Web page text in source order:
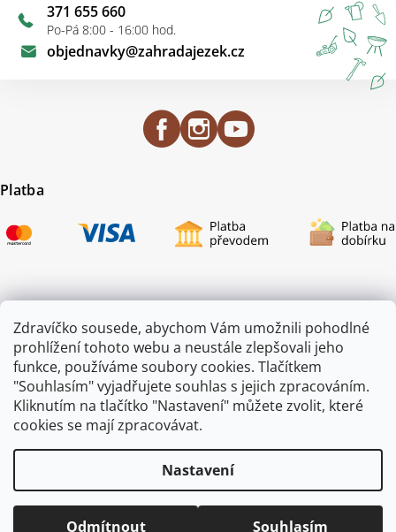
Zdravíčko sousede, abychom Vám umožnili pohodlné
prohlížení tohoto webu a neustále zlepšovali jeho
funkce, používáme soubory cookies. Tlačítkem
"Souhlasím" vyjadřujete souhlas s jejich zpracováním.
Kliknutím na tlačítko "Nastavení" můžete zvolit, které
cookies se mají zpracovávat.
Nastavení
Odmítnout Souhlasím
objednavky@zahradajezek.cz
371 655 660
Po-Pá 8:00 - 16:00 hod.
Platba
Certifikace
Copyright 2026ZAHRADA JEŽEK. Všechna práva vyhrazena.